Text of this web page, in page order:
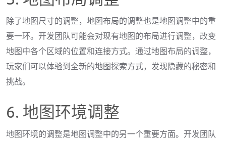
除了地图尺寸的调整，地图布局的调整也是地图调整中的重
要一环。开发团队可能会对现有地图的布局进行调整，改变
地图中各个区域的位置和连接方式。通过地图布局的调整，
玩家们可以体验到全新的地图探索方式，发现隐藏的秘密和
挑战。
6. 地图环境调整
地图环境的调整是地图调整中的另一个重要方面。开发团队